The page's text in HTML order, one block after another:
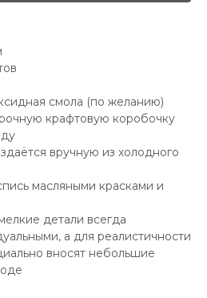
смола (по желанию)
крафтовую коробочку
вручную из холодного
масляными красками и
детали всегда
а для реалистичности
вносят небольшие